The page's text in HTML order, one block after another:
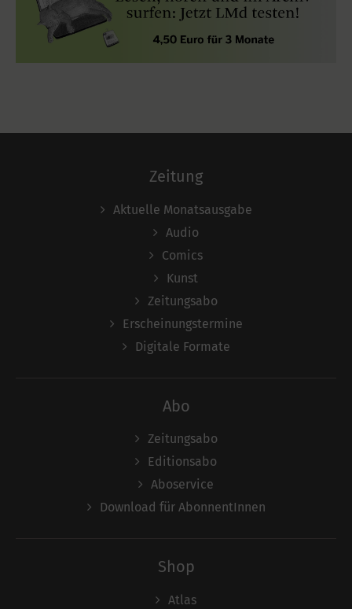
Zeitung
Aktuelle Monatsausgabe
Audio
Comics
Kunst
Zeitungsabo
Erscheinungstermine
Digitale Formate
Abo
Zeitungsabo
Editionsabo
Aboservice
Download für AbonnentInnen
Shop
Atlas